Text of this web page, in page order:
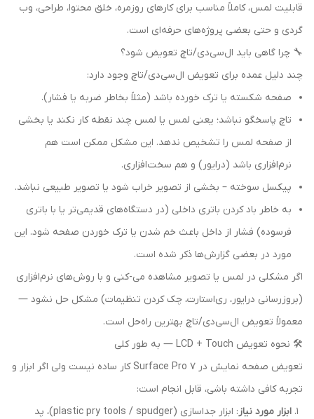
قابلیت لمس، کاملاً مناسب برای کارهای روزمره، خلق محتوا، طراحی، وب
گردی و حتی بعضی پروژه‌های حرفه‌ای است.
🔧 چرا گاهی باید ال‌سی‌دی/تاچ تعویض شود؟
چند دلیل عمده برای تعویض ال‌سی‌دی/تاچ وجود دارد:
صفحه شکسته یا ترک خورده باشد (مثلاً بخاطر ضربه یا فشار).
تاچ پاسخگو نباشد؛ یعنی لمس یا لمس چند نقطه کار نکند یا بخشی
از صفحه لمس را تشخیص ندهد. این مشکل ممکن است هم
نرم‌افزاری باشد (درایور) و هم سخت‌افزاری.
پیکسل سوخته – بخشی از تصویر خراب شود یا تصویر طبیعی نباشد.
به خاطر باد کردن باتری داخلی (در دستگاه‌های قدیمی‌تر یا با باتری
فرسوده) فشار از داخل باعث خم شدن یا ترک خوردن صفحه شود. این
مورد در بعضی گزارش‌ها ذکر شده است.
اگر مشکلی در لمس یا تصویر مشاهده می-کنی و با روش‌های نرم‌افزاری
(بروزرسانی درایور، ری‌استارت، چک کردن تنظیمات) مشکل حل نشود —
معمولاً تعویض ال‌سی‌دی/تاچ بهترین راه‌حل است.
🛠️ نحوه تعویض LCD + Touch — به طور کلی
تعویض صفحه نمایش در Surface Pro 7 کار ساده‌ نیست ولی اگر ابزار و
تجربه کافی داشته باشی، قابل انجام است:
ابزار مورد نیاز
: ابزار جداسازی (plastic pry tools / spudger)، پد